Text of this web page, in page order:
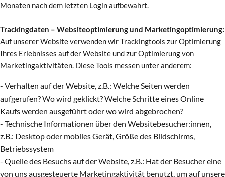
Monaten nach dem letzten Login aufbewahrt.
Trackingdaten – Websiteoptimierung und Marketingoptimierung:
Auf unserer Website verwenden wir Trackingtools zur Optimierung
Ihres Erlebnisses auf der Website und zur Optimierung von
Marketingaktivitäten. Diese Tools messen unter anderem:
- Verhalten auf der Website, z.B.: Welche Seiten werden
aufgerufen? Wo wird geklickt? Welche Schritte eines Online
Kaufs werden ausgeführt oder wo wird abgebrochen?
- Technische Informationen über den Websitebesucher:innen,
z.B.: Desktop oder mobiles Gerät, Größe des Bildschirms,
Betriebssystem
- Quelle des Besuchs auf der Website, z.B.: Hat der Besucher eine
von uns ausgesteuerte Marketingaktivität benutzt, um auf unsere